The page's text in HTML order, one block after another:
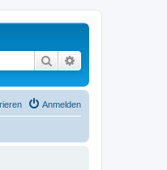
Suche
Anmelden